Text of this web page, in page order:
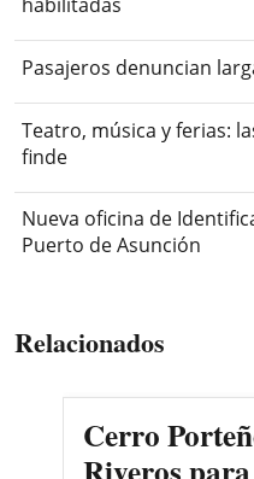
Pasajeros denuncian
Teatro, música y ferias:
finde
Nueva oficina de
Puerto de Asunción
Relacionados
Cerro